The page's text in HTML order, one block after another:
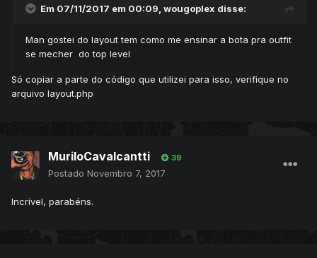
"$config['site']['layout']"...
trabalhar com esse layout, aconselho a utilizar o mesmo do
meu outro tópicoGesior 2012
Enjoy
Em 07/11/2017 em 00:09, wougoplex disse:
Man gostei do layout tem como me ensinar a bota pra outfit
se mecher do top level
Só copiar a parte do código que utilizei para isso, verifique no
arquivo layout.php
MuriloCavalcantti 39
Postado Novembro 7, 2017
Incrível, parabéns.